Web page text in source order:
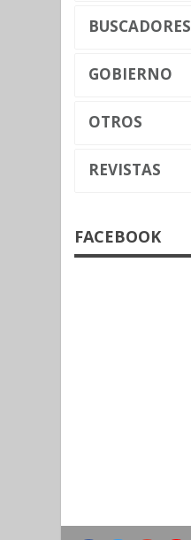
BUSCADORES
GOBIERNO
OTROS
REVISTAS
FACEBOOK